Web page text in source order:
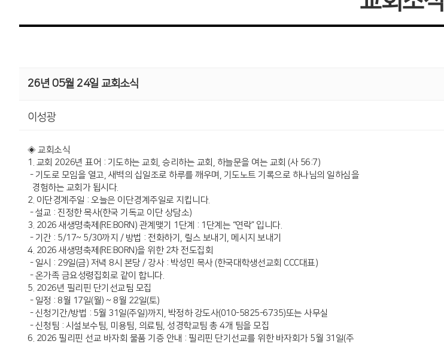
26년 05월 24일 교회소식
이성광
◈ 교회소식
1. 교회 2026년 표어 : 기도하는 교회, 승리하는 교회, 하늘문을 여는 교회 (사 56:7)
- 기도로 모임을 열고, 새벽의 십일조로 하루를 깨우며, 기도노트 기록으로 하나님의 일하심을
경험하는 교회가 됩시다.
2. 이단경계주일 : 오늘은 이단경계주일로 지킵니다.
- 설교 : 진정한 목사(한국 기독교 이단 상담소)
3. 2026 새생명축제(RE:BORN) 관계맺기 1단계 : 1단계는 “연락” 입니다.
- 기간 : 5/17~ 5/30까지 / 방법 : 전화하기, 릴스 보내기, 메시지 보내기
4. 2026 새생명축제(RE:BORN)을 위한 2차 전도집회
- 일시 : 29일(금) 저녁 8시 본당 / 강사 : 박성민 목사 (한국대학생선교회 CCC대표)
- 온가족 금요성령집회로 같이 합니다.
5. 2026년 필리핀 단기선교팀 모집
- 일정 : 8월 17일(월) ~ 8월 22일(토)
- 신청기간/방법 : 5월 31일(주일)까지, 박정하 강도사(010-5825-6735)또는 사무실
- 신청팀 : 시설보수팀, 미용팀, 의료팀, 성경학교팀 총 4개 팀을 모집
6. 2026 필리핀 선교 바자회 물품 기증 안내 : 필리핀 단기선교를 위한 바자회가 5월 31일(주